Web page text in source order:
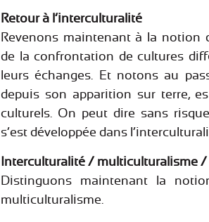
Retour à l’interculturalité
Revenons maintenant à la notion
de la confrontation de cultures
leurs échanges. Et notons au
depuis son apparition sur terre,
culturels. On peut dire sans
s’est développée dans
Interculturalité / multiculturalisme
Distinguons maintenant la
multiculturalisme.